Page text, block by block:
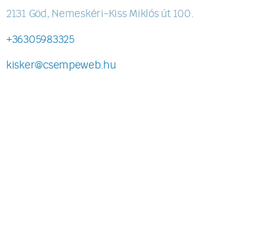
2131 Göd, Nemeskéri-Kiss Miklós út 100.
+36305983325
kisker@csempeweb.hu